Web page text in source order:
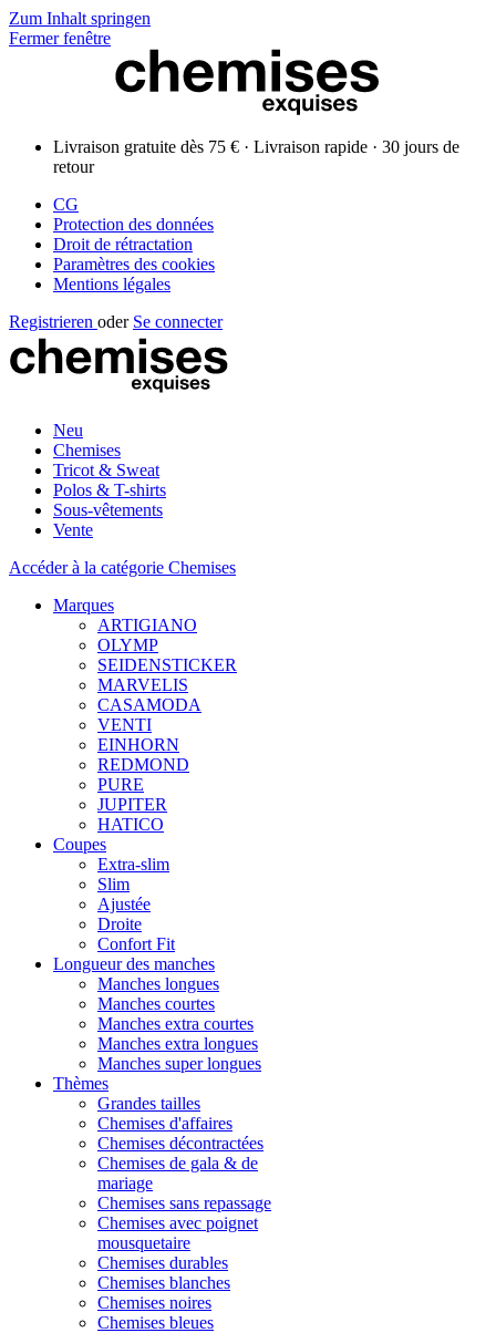
Zum Inhalt springen
Fermer fenêtre
Livraison gratuite dès 75 € · Livraison rapide · 30 jours de
retour
CG
Protection des données
Droit de rétractation
Paramètres des cookies
Mentions légales
Registrieren oder Se connecter
Neu
Chemises
Tricot & Sweat
Polos & T-shirts
Sous-vêtements
Vente
Accéder à la catégorie Chemises
Marques
ARTIGIANO
OLYMP
SEIDENSTICKER
MARVELIS
CASAMODA
VENTI
EINHORN
REDMOND
PURE
JUPITER
HATICO
Coupes
Extra-slim
Slim
Ajustée
Droite
Confort Fit
Longueur des manches
Manches longues
Manches courtes
Manches extra courtes
Manches extra longues
Manches super longues
Thèmes
Grandes tailles
Chemises d'affaires
Chemises décontractées
Chemises de gala & de
mariage
Chemises sans repassage
Chemises avec poignet
mousquetaire
Chemises durables
Chemises blanches
Chemises noires
Chemises bleues